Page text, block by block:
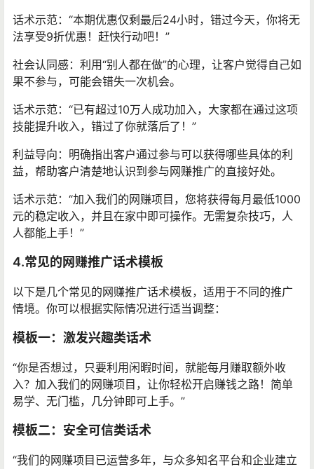
话术示范：“本期优惠仅剩最后24小时，错过今天，你将无
法享受9折优惠！赶快行动吧！”
社会认同感：利用“别人都在做”的心理，让客户觉得自己如
果不参与，可能会错失一次机会。
话术示范：“已有超过10万人成功加入，大家都在通过这项
技能提升收入，错过了你就落后了！”
利益导向：明确指出客户通过参与可以获得哪些具体的利
益，帮助客户清楚地认识到参与网赚推广的直接好处。
话术示范：“加入我们的网赚项目，您将获得每月最低1000
元的稳定收入，并且在家中即可操作。无需复杂技巧，人
人都能上手！”
4.常见的网赚推广话术模板
以下是几个常见的网赚推广话术模板，适用于不同的推广
情境。你可以根据实际情况进行适当调整：
模板一：激发兴趣类话术
“你是否想过，只要利用闲暇时间，就能每月赚取额外收
入？加入我们的网赚项目，让你轻松开启赚钱之路！简单
易学、无门槛，几分钟即可上手。”
模板二：安全可信类话术
“我们的网赚项目已运营多年，与众多知名平台和企业建立